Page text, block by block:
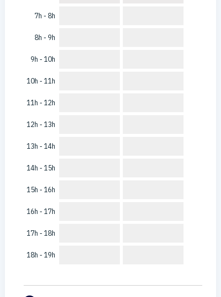
7h - 8h
8h - 9h
9h - 10h
10h - 11h
11h - 12h
12h - 13h
13h - 14h
14h - 15h
15h - 16h
16h - 17h
17h - 18h
18h - 19h